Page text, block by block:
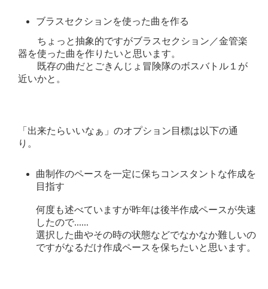
ブラスセクションを使った曲を作る
ちょっと抽象的ですがブラスセクション／金管楽
器を使った曲を作りたいと思います。
既存の曲だとごきんじょ冒険隊のボスバトル１が
近いかと。
「出来たらいいなぁ」のオプション目標は以下の通
り。
曲制作のペースを一定に保ちコンスタントな作成を
目指す
何度も述べていますが昨年は後半作成ペースが失速
したので......
選択した曲やその時の状態などでなかなか難しいの
ですがなるだけ作成ペースを保ちたいと思います。